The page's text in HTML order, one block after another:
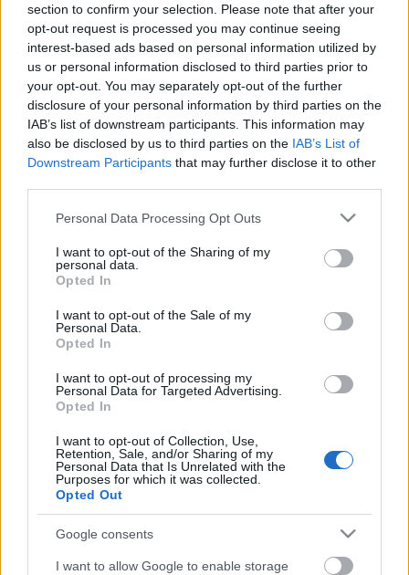
section to confirm your selection. Please note that after your
opt-out request is processed you may continue seeing
interest-based ads based on personal information utilized by
us or personal information disclosed to third parties prior to
your opt-out. You may separately opt-out of the further
disclosure of your personal information by third parties on the
IAB’s list of downstream participants. This information may
also be disclosed by us to third parties on the IAB’s List of
Downstream Participants that may further disclose it to other
Please note that this website/app uses one or more Google
not limited to your visit or usage behaviour. You may click to
grant or deny consent to Google and its third-party tags to
use your data for below specified purposes in below Google
consent section.
Personal Data Processing Opt Outs
I want to opt-out of the Sharing of my
personal data.
Opted In
I want to opt-out of the Sale of my
Personal Data.
Opted In
I want to opt-out of processing my
Personal Data for Targeted Advertising.
Opted In
I want to opt-out of Collection, Use,
Retention, Sale, and/or Sharing of my
Personal Data that Is Unrelated with the
Purposes for which it was collected.
Opted Out
Google consents
I want to allow Google to enable storage
Hallgasd műsorainkat többek között
Soundcloudon, YouTube-on, YouTube Music-on,
premier előtt szeretnél hozzáférni az
epizódokhoz, támogass minket a Patreonon!